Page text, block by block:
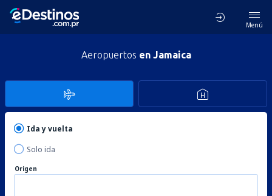
Menú
Aeropuertos en Jamaica
Ida y vuelta
Solo ida
Origen